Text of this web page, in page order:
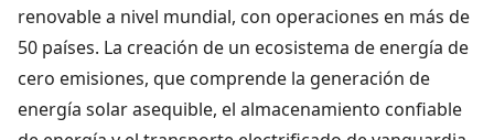
renovable a nivel mundial, con operaciones en más de
50 países. La creación de un ecosistema de energía de
cero emisiones, que comprende la generación de
energía solar asequible, el almacenamiento confiable